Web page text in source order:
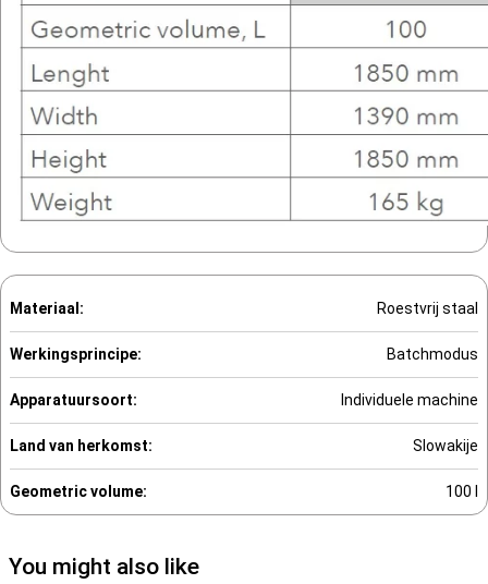
Materiaal: Roestvrij staal
Werkingsprincipe: Batchmodus
Apparatuursoort: Individuele machine
Land van herkomst: Slowakije
Geometric volume: 100 l
You might also like